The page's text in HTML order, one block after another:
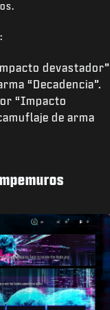
devastador”
“Decadencia”.
“Impacto
de arma